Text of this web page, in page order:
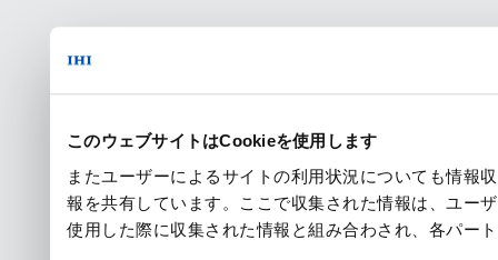
このウェブサイトはCookieを使用します
またユーザーによるサイトの利用状況についても情報
報を共有しています。ここで収集された情報は、ユー
使用した際に収集された情報と組み合わされ、各パー